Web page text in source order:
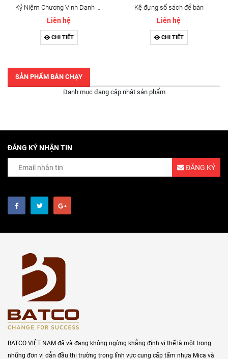
Kỷ Niệm Chương Vinh Danh mẫu 3
Liên hệ
CHI TIẾT
Kệ đựng sổ sách để bàn
Liên hệ
CHI TIẾT
SẢN PHẨM BÁN CHẠY
Danh mục đang cập nhật sản phẩm
ĐĂNG KÝ NHẬN TIN
ĐĂNG KÝ
BATCO VIỆT NAM đã và đang không ngừng khẳng định vị thế là một trong
những đơn vị dẫn đầu thị trường trong lĩnh vực cung cấp tấm nhựa Mica và